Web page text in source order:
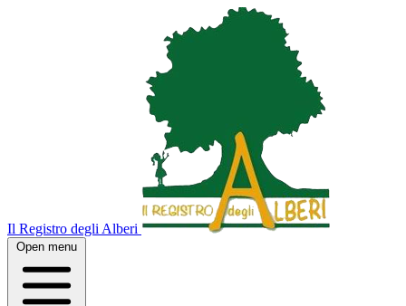
Il Registro degli Alberi
Open menu